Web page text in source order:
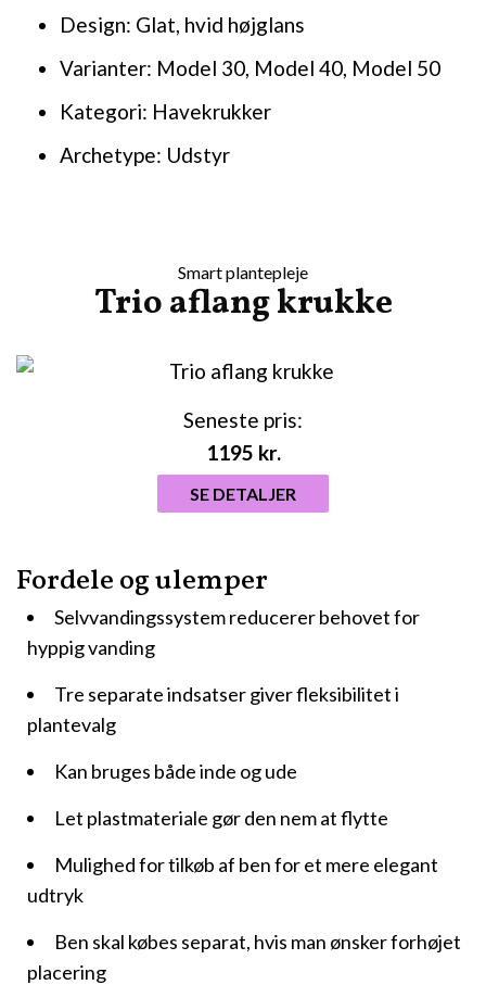
Design: Glat, hvid højglans
Varianter: Model 30, Model 40, Model 50
Kategori: Havekrukker
Archetype: Udstyr
Smart plantepleje
Trio aflang krukke
Fordele og ulemper
Selvvandingssystem reducerer behovet for
hyppig vanding
Tre separate indsatser giver fleksibilitet i
plantevalg
Kan bruges både inde og ude
Let plastmateriale gør den nem at flytte
Mulighed for tilkøb af ben for et mere elegant
udtryk
Ben skal købes separat, hvis man ønsker forhøjet
placering
Seneste pris:
1195 kr.
SE DETALJER